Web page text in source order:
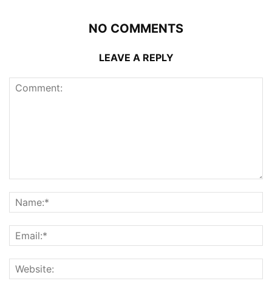
NO COMMENTS
LEAVE A REPLY